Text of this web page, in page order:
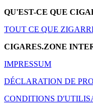
QU'EST-CE QUE
TOUT CE QUE
CIGARES.ZONE
IMPRESSUM
DÉCLARATION DE
CONDITIONS